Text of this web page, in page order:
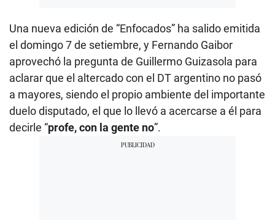
Una nueva edición de “Enfocados” ha salido emitida
el domingo 7 de setiembre, y Fernando Gaibor
aprovechó la pregunta de Guillermo Guizasola para
aclarar que el altercado con el DT argentino no pasó
a mayores, siendo el propio ambiente del importante
duelo disputado, el que lo llevó a acercarse a él para
decirle “profe, con la gente no”.